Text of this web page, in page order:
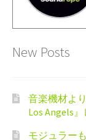
New Posts
音楽機材よ
Los Angels
モジュラー